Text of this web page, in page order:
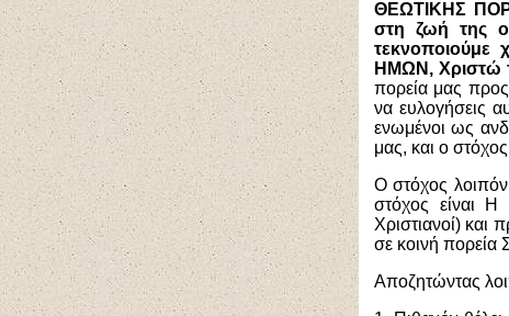
ΘΕΩΤΙΚΗΣ
στη ζωή της
ΗΜΩΝ, Χριστώ
πορεία μας
να ευλογήσεις
ενωμένοι ως
μας, και ο
Ο στόχος
στόχος είναι
Χριστιανοί) και
σε κοινή
Αποζητώντας